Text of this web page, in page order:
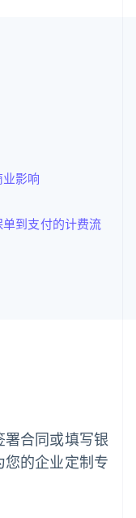
影响
到支付的计费流
合同或填写银
的企业定制专